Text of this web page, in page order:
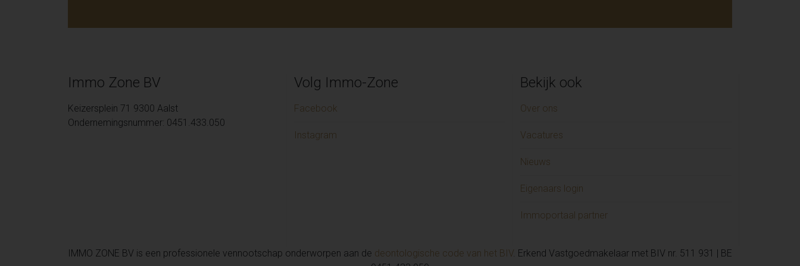
Immo Zone BV
Keizersplein 71 9300 Aalst
Ondernemingsnummer: 0451.433.050
Volg Immo-Zone
Facebook
Instagram
Bekijk ook
Over ons
Vacatures
Nieuws
Eigenaars login
Immoportaal partner
IMMO ZONE BV is een professionele vennootschap onderworpen aan de deontologische code van het BIV. Erkend Vastgoedmakelaar met BIV nr. 511 931 | BE